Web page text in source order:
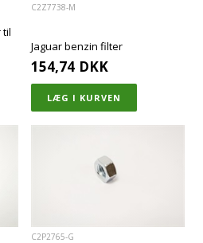
til
C2Z7738-M
Jaguar benzin filter
154,74 DKK
C2P2765-G